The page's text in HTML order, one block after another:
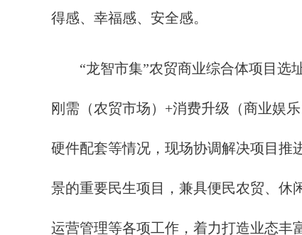
得感、幸福感、安全感。
“龙智市集”农贸商业综合体项目选址
刚需（农贸市场）+消费升级（商业娱
硬件配套等情况，现场协调解决项目推
景的重要民生项目，兼具便民农贸、休
运营管理等各项工作，着力打造业态丰